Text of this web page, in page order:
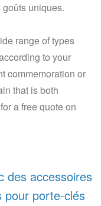
uniques.
range of types
to your
commemoration or
that is both
a free quote on
des accessoires
pour porte-clés